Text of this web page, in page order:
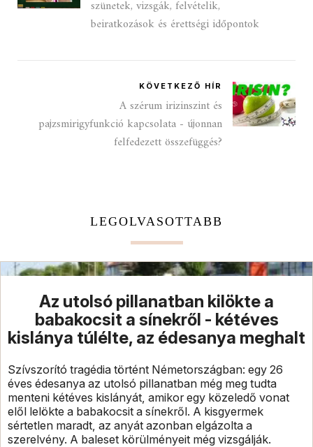
szünetek, vizsgák, felvételik,
beiratkozások és érettségi időpontok
KÖVETKEZŐ HÍR
A szérum irizinszint és
pajzsmirigyfunkció kapcsolata - újonnan
felfedezett összefüggés?
LEGOLVASOTTABB
Az utolsó pillanatban kilökte a
babakocsit a sínekről - kétéves
kislánya túlélte, az édesanya meghalt
Szívszorító tragédia történt Németországban: egy 26
éves édesanya az utolsó pillanatban még meg tudta
menteni kétéves kislányát, amikor egy közeledő vonat
elől lelökte a babakocsit a sínekről. A kisgyermek
sértetlen maradt, az anyát azonban elgázolta a
szerelvény. A baleset körülményeit még vizsgálják.